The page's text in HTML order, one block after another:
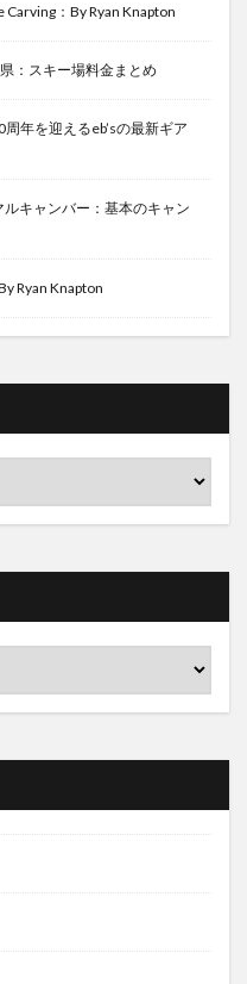
Carving：By Ryan Knapton
：スキー場料金まとめ
周年を迎えるeb’sの最新ギア
ルキャンバー：基本のキャン
Ryan Knapton